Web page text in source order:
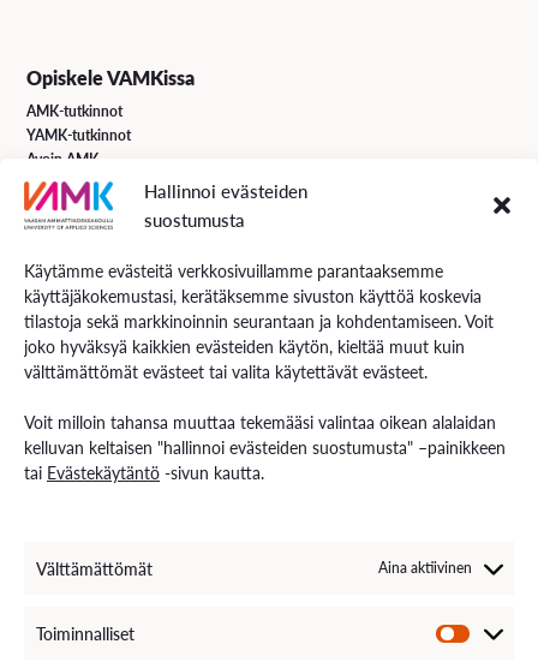
Hallinnoi evästeiden
suostumusta
Käytämme evästeitä verkkosivuillamme parantaaksemme
käyttäjäkokemustasi, kerätäksemme sivuston käyttöä koskevia
tilastoja sekä markkinoinnin seurantaan ja kohdentamiseen. Voit
joko hyväksyä kaikkien evästeiden käytön, kieltää muut kuin
välttämättömät evästeet tai valita käytettävät evästeet.
Voit milloin tahansa muuttaa tekemääsi valintaa oikean alalaidan
kelluvan keltaisen "hallinnoi evästeiden suostumusta" –painikkeen
tai Evästekäytäntö -sivun kautta.
Välttämättömät Aina aktiivinen
Toiminnalliset
Opiskele VAMKissa
AMK-tutkinnot
YAMK-tutkinnot
Avoin AMK
Erikoistumiskoulutukset
Täydennyskoulutus
Hakuohjeet
VAMK Palvelut
Tutkimus ja kehitys
Palvelut työelämälle
Rekryä opiskelijoita
Energiaa-verkkolehti
Henkilöstöhaku
Avoimet työpaikat